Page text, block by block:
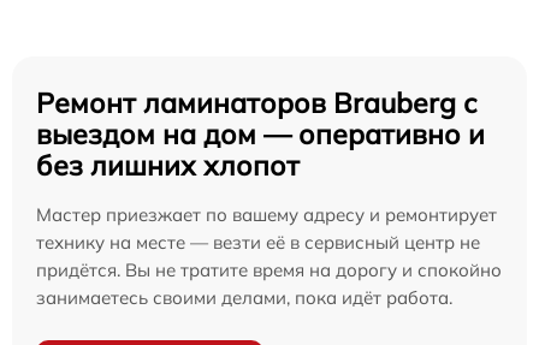
Ремонт ламинаторов Brauberg с
выездом на дом — оперативно и
без лишних хлопот
Мастер приезжает по вашему адресу и ремонтирует
технику на месте — везти её в сервисный центр не
придётся. Вы не тратите время на дорогу и спокойно
занимаетесь своими делами, пока идёт работа.